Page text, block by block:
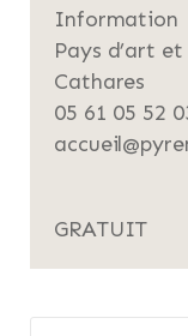
Information
Pays d’art
Cathares
05 61 05 52
GRATUIT